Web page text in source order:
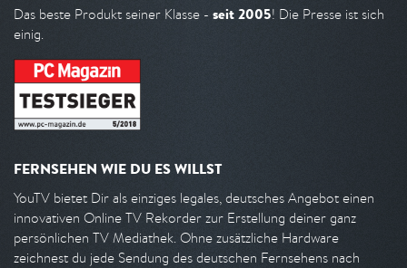
Das beste Produkt seiner Klasse - seit 2005! Die Presse ist sich
einig.
FERNSEHEN WIE DU ES WILLST
YouTV bietet Dir als einziges legales, deutsches Angebot einen
innovativen Online TV Rekorder zur Erstellung deiner ganz
persönlichen TV Mediathek. Ohne zusätzliche Hardware
zeichnest du jede Sendung des deutschen Fernsehens nach